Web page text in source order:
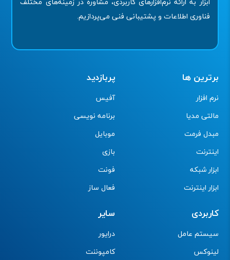
فناوری اطلاعات و پشتیبانی فنی می‌پردازیم.
برترین ها
نرم افزار
مالتی مدیا
مبدل فرمت
اینترنت
ابزار شبکه
ابزار اینترنت
پربازدید
آفیس
برنامه نویسی
موبایل
بازی
فونت
فعال ساز
کاربردی
سیستم عامل
لینوکس
سایر
درایور
کامپوننت